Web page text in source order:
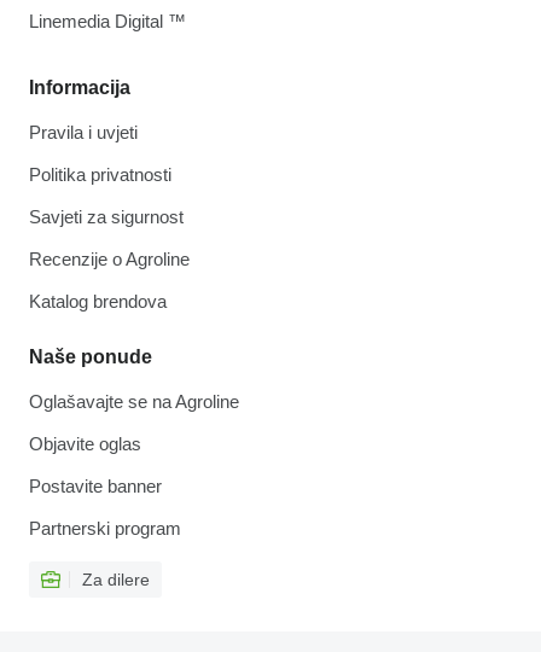
Informacija
Pravila i uvjeti
Politika privatnosti
Savjeti za sigurnost
Recenzije o Agroline
Katalog brendova
Naše ponude
Oglašavajte se na Agroline
Objavite oglas
Postavite banner
Partnerski program
Za dilere
Linemedia Digital ™